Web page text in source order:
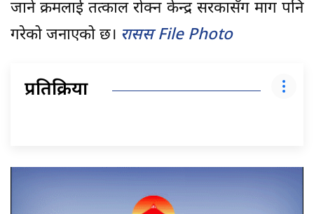
जाने क्रमलाई तत्काल रोक्न केन्द्र सरकासँग माग पनि
गरेको जनाएको छ। रासस File Photo
प्रतिक्रिया